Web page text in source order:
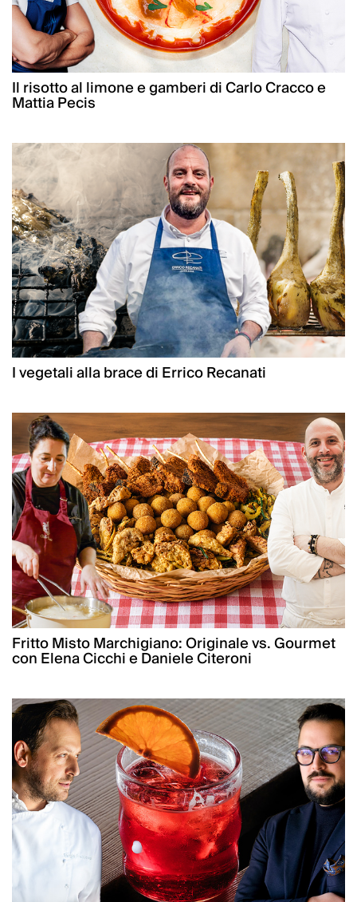
Il risotto al limone e gamberi di Carlo Cracco e
Mattia Pecis
I vegetali alla brace di Errico Recanati
Fritto Misto Marchigiano: Originale vs. Gourmet
con Elena Cicchi e Daniele Citeroni